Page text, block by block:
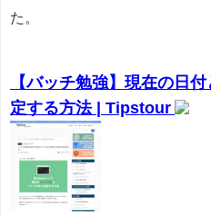
た。
【バッチ勉強】現在の日
定する方法 | Tipstour